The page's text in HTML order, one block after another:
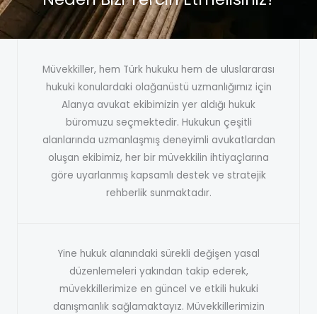
Müvekkiller, hem Türk hukuku hem de uluslararası
hukuki konulardaki olağanüstü uzmanlığımız için
Alanya avukat ekibimizin yer aldığı hukuk
büromuzu seçmektedir. Hukukun çeşitli
alanlarında uzmanlaşmış deneyimli avukatlardan
oluşan ekibimiz, her bir müvekkilin ihtiyaçlarına
göre uyarlanmış kapsamlı destek ve stratejik
rehberlik sunmaktadır.
Yine hukuk alanındaki sürekli değişen yasal
düzenlemeleri yakından takip ederek,
müvekkillerimize en güncel ve etkili hukuki
danışmanlık sağlamaktayız. Müvekkillerimizin